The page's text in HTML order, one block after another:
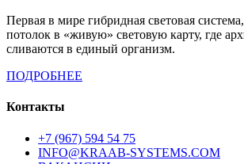
Первая в мире гибридная световая
потолок в «живую» световую карту, где
сливаются в единый организм.
ПОДРОБНЕЕ
Контакты
+7 (967) 594 54 75
INFO@KRAAB-SYSTEMS.COM